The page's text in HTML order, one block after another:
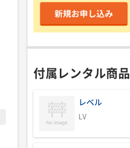
付属レンタル商品
レベル
LV